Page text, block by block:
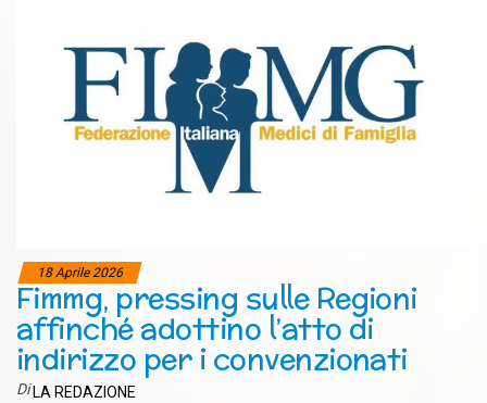
18 Aprile 2026
Fimmg, pressing sulle Regioni
affinché adottino l’atto di
indirizzo per i convenzionati
Di LA REDAZIONE